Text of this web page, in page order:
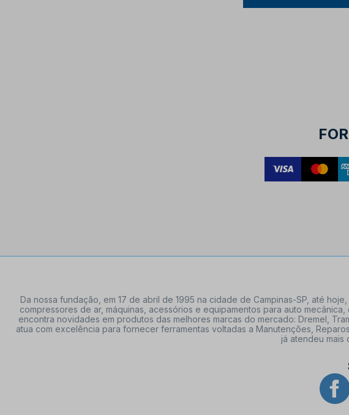
Da nossa fundação, em 17 de abril de 1995 na cidade de Campinas-SP, até
compressores de ar, máquinas, acessórios e equipamentos para auto
encontra novidades em produtos das melhores marcas do mercado: Dremel,
atua com excelência para fornecer ferramentas voltadas a Manutenções,
já atendeu mais